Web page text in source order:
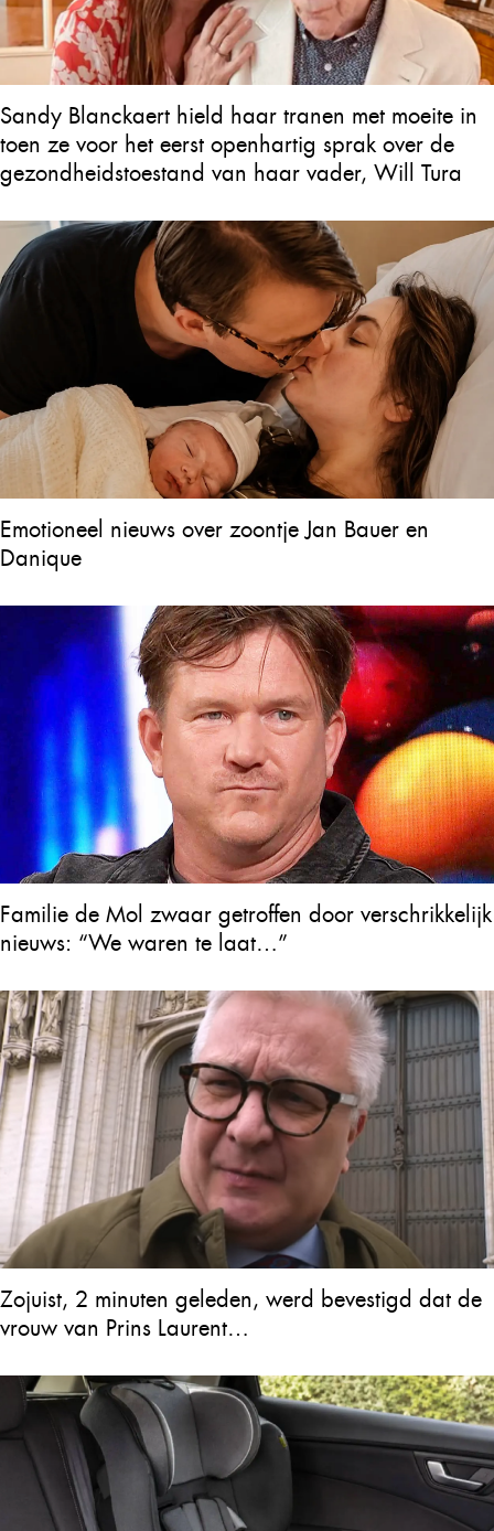
Sandy Blanckaert hield haar tranen met moeite in
toen ze voor het eerst openhartig sprak over de
gezondheidstoestand van haar vader, Will Tura
Emotioneel nieuws over zoontje Jan Bauer en
Danique
Familie de Mol zwaar getroffen door verschrikkelijk
nieuws: “We waren te laat…”
Zojuist, 2 minuten geleden, werd bevestigd dat de
vrouw van Prins Laurent…